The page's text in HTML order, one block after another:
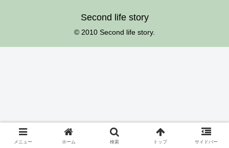
Second life story
© 2010 Second life story.
メニュー ホーム 検索 トップ サイドバー